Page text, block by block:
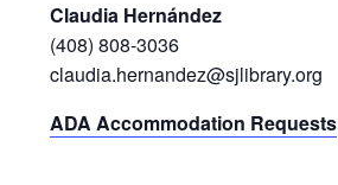
Claudia Hernández
(408) 808-3036
claudia.hernandez@sjlibrary.org
ADA Accommodation Requests